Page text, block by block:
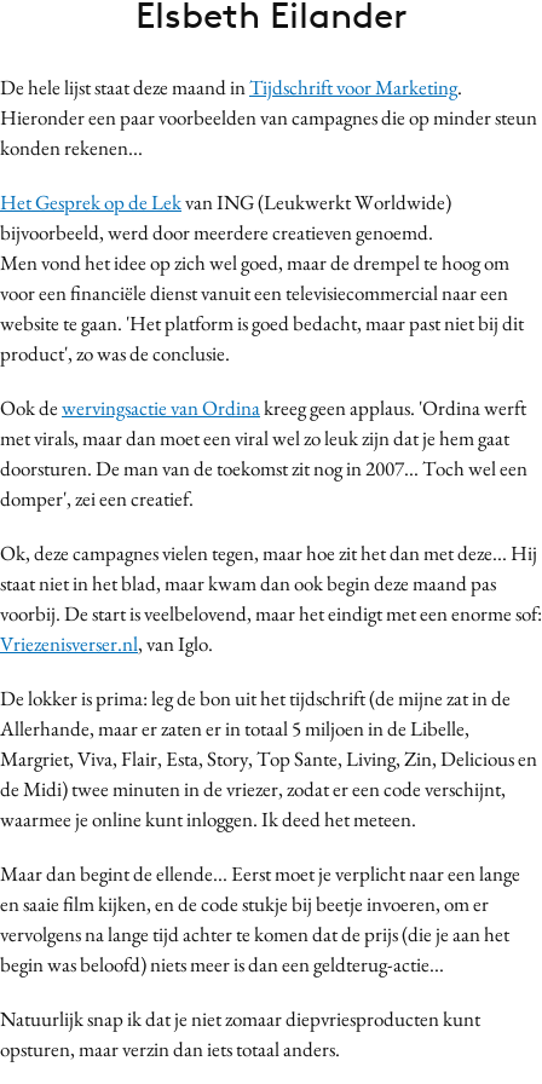
Carriere
Contentmarketing
Customer Experience
Data & Insights
Design
Digital transformation
Diversiteit
Gedragsverandering
Influencer marketing
Interne communicatie
Media
Merkstrategie
PR
Purpose Marketing
Reputatie & crisis
De hele lijst staat deze maand inTijdschrift voor Marketing.
Hieronder een paar voorbeelden van campagnes die op minder steun
konden rekenen...
Het Gesprek op de Lekvan ING (Leukwerkt Worldwide)
bijvoorbeeld, werd door meerdere creatieven genoemd.
Men vond het idee op zich wel goed, maar de drempel te hoog om
voor een financiële dienst vanuit een televisiecommercial naar een
website te gaan. 'Het platform is goed bedacht, maar past niet bij dit
product', zo was de conclusie.
Ook dewervingsactie van Ordinakreeg geen applaus. 'Ordina werft
met virals, maar dan moet een viral wel zo leuk zijn dat je hem gaat
doorsturen. De man van de toekomst zit nog in 2007... Toch wel een
domper', zei een creatief.
Ok, deze campagnes vielen tegen, maar hoe zit het dan met deze... Hij
staat niet in het blad, maar kwam dan ook begin deze maand pas
voorbij. De start is veelbelovend, maar het eindigt met een enorme sof:
Vriezenisverser.nl, van Iglo.
De lokker is prima: leg de bon uit het tijdschrift (de mijne zat in de
Allerhande, maar er zaten er in totaal 5 miljoen in de Libelle,
Margriet, Viva, Flair, Esta, Story, Top Sante, Living, Zin, Delicious en
de Midi) twee minuten in de vriezer, zodat er een code verschijnt,
waarmee je online kunt inloggen. Ik deed het meteen.
Maar dan begint de ellende... Eerst moet je verplicht naar een lange
en saaie film kijken, en de code stukje bij beetje invoeren, om er
vervolgens na lange tijd achter te komen dat de prijs (die je aan het
begin was beloofd) niets meer is dan een geldterug-actie...
Natuurlijk snap ik dat je niet zomaar diepvriesproducten kunt
opsturen, maar verzin dan iets totaal anders.
Elsbeth Eilander